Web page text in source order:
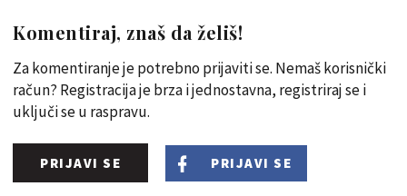
Komentiraj, znaš da želiš!
Za komentiranje je potrebno prijaviti se. Nemaš korisnički
račun? Registracija je brza i jednostavna, registriraj se i
uključi se u raspravu.
PRIJAVI SE PRIJAVI SE